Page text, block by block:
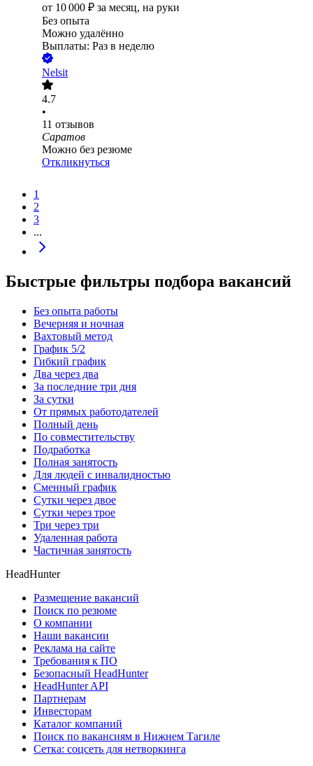
от 10 000 ₽ за месяц, на руки
Без опыта
Можно удалённо
Выплаты: Раз в неделю
Nelsit
4.7
•
11 отзывов
Саратов
Можно без резюме
Откликнуться
1
2
3
...
Быстрые фильтры подбора вакансий
Без опыта работы
Вечерняя и ночная
Вахтовый метод
График 5/2
Гибкий график
Два через два
За последние три дня
За сутки
От прямых работодателей
Полный день
По совместительству
Подработка
Полная занятость
Для людей с инвалидностью
Сменный график
Сутки через двое
Сутки через трое
Три через три
Удаленная работа
Частичная занятость
HeadHunter
Размещение вакансий
Поиск по резюме
О компании
Наши вакансии
Реклама на сайте
Требования к ПО
Безопасный HeadHunter
HeadHunter API
Партнерам
Инвесторам
Каталог компаний
Поиск по вакансиям в Нижнем Тагиле
Сетка: соцсеть для нетворкинга